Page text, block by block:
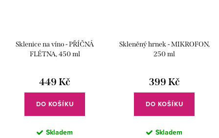
Sklenice na víno - PŘÍČNÁ
FLÉTNA, 450 ml
449 Kč
DO KOŠÍKU
Skladem
Skleněný hrnek - MIKROFON,
250 ml
399 Kč
DO KOŠÍKU
Skladem